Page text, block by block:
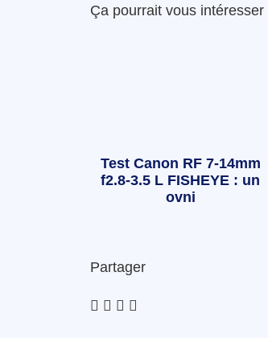
Ça pourrait vous intéresser
Test Canon RF 7-14mm
f2.8-3.5 L FISHEYE : un
ovni
Partager